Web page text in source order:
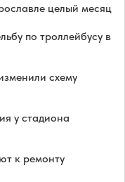
целый месяц
по троллейбусу в
схему
у стадиона
к ремонту